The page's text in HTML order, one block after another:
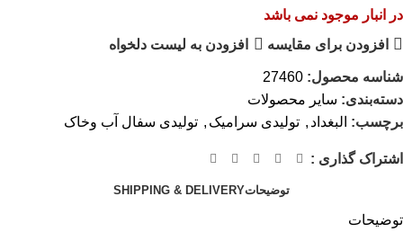
در انبار موجود نمی باشد
افزودن برای مقایسه
افزودن به لیست دلخواه
شناسه محصول: 27460
دسته‌بندی: سایر محصولات
برچسب: البغداد , تولیدی سرامیک , تولیدی سفال آب وخاک
اشتراک گذاری :
توضیحاتSHIPPING & DELIVERY
توضیحات